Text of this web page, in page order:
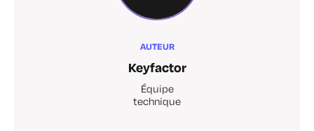
AUTEUR
Keyfactor
Équipe
technique